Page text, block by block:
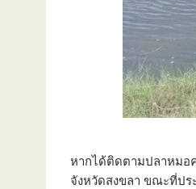
หากได้ติดตามปลาหมอ
จังหวัดสงขลา ขณะที่ปร